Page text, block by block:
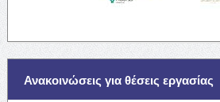
Ανακοινώσεις για θέσεις εργασίας